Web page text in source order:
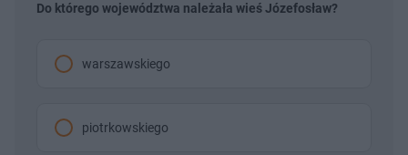
Do którego województwa należała wieś Józefosław?
warszawskiego
piotrkowskiego